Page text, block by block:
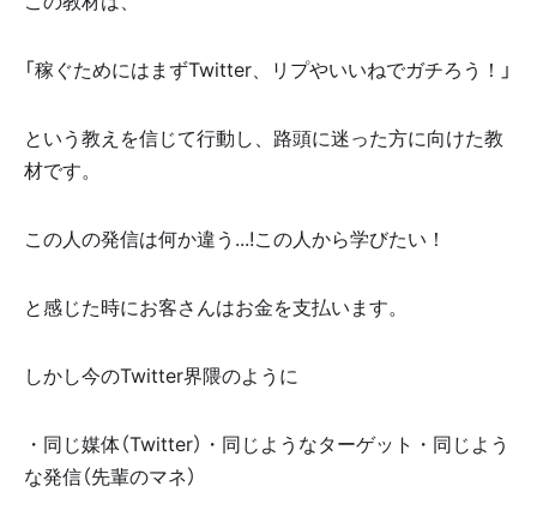
「稼ぐためにはまずTwitter、リプやいいねでガチろう！」
という教えを信じて行動し、路頭に迷った方に向けた教
材です。
この人の発信は何か違う...!この人から学びたい！
と感じた時にお客さんはお金を支払います。
しかし今のTwitter界隈のように
・同じ媒体（Twitter）・同じようなターゲット・同じよう
な発信（先輩のマネ）